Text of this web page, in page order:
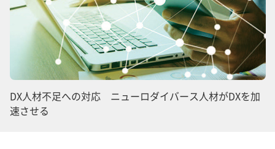
DX人材不足への対応 ニューロダイバース人材がDXを加
速させる